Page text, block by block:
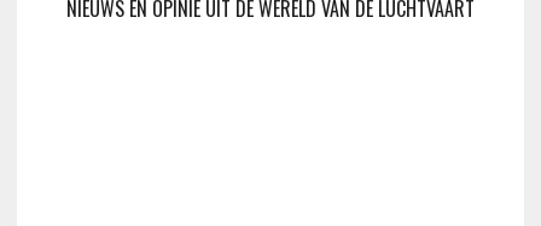
NIEUWS EN OPINIE UIT DE WERELD VAN DE LUCHTVAART